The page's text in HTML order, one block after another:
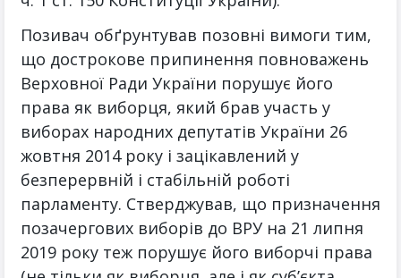
Позивач обґрунтував позовні вимоги тим,
що дострокове припинення повноважень
Верховної Ради України порушує його
права як виборця, який брав участь у
виборах народних депутатів України 26
жовтня 2014 року і зацікавлений у
безперервній і стабільній роботі
парламенту. Стверджував, що призначення
позачергових виборів до ВРУ на 21 липня
2019 року теж порушує його виборчі права